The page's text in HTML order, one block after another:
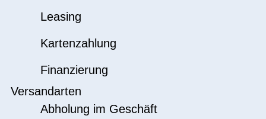
Leasing
Kartenzahlung
Finanzierung
Versandarten
Abholung im Geschäft